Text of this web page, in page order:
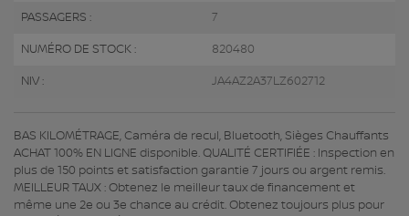
PASSAGERS : 7
NUMÉRO DE STOCK : 820480
NIV : JA4AZ2A37LZ602712
BAS KILOMÉTRAGE, Caméra de recul, Bluetooth, Sièges Chauffants
ACHAT 100% EN LIGNE disponible. QUALITÉ CERTIFIÉE : Inspection en
plus de 150 points et satisfaction garantie 7 jours ou argent remis.
MEILLEUR TAUX : Obtenez le meilleur taux de financement et
même une 2e ou 3e chance au crédit. Obtenez toujours plus pour